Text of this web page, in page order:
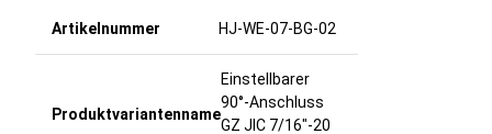
HJ-WE-07-BG-02
Einstellbarer
90°-Anschluss
GZ JIC 7/16"-20